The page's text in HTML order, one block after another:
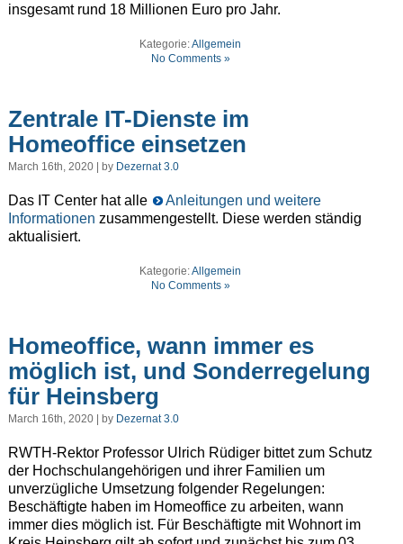
insgesamt rund 18 Millionen Euro pro Jahr.
Kategorie:Allgemein
No Comments »
Zentrale IT-Dienste im
Homeoffice einsetzen
March 16th, 2020 | by Dezernat 3.0
Das IT Center hat alle
Anleitungen und weitere
Informationen zusammengestellt. Diese werden ständig
aktualisiert.
Kategorie:Allgemein
No Comments »
Homeoffice, wann immer es
möglich ist, und Sonderregelung
für Heinsberg
March 16th, 2020 | by Dezernat 3.0
RWTH-Rektor Professor Ulrich Rüdiger bittet zum Schutz
der Hochschulangehörigen und ihrer Familien um
unverzügliche Umsetzung folgender Regelungen:
Beschäftigte haben im Homeoffice zu arbeiten, wann
immer dies möglich ist. Für Beschäftigte mit Wohnort im